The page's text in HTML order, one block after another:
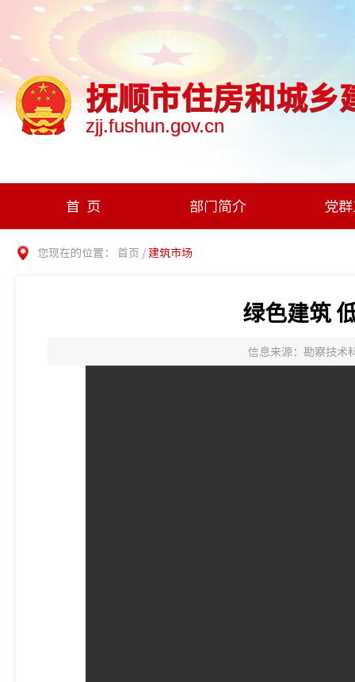
抚顺市住房和城乡
zjj.fushun.gov.cn
首页 部门简介 党
您现在的位置： 首页 / 建筑市场
绿色建筑
信息来源：勘察技术